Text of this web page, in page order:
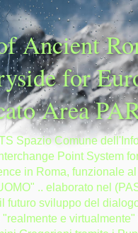
Ancient
for
Area
Spazio Comune
Point System
in Roma, funzionale
.. elaborato nel
futuro sviluppo del
e